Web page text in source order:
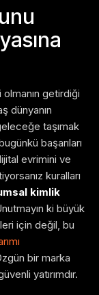
getirdiği
dünyanın
taşımak
başarıları
evrimini ve
kuralları
kimlik
ki büyük
için değil, bu
bir marka
yatırımdır.